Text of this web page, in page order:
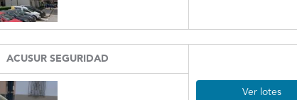
ACUSUR SEGURIDAD
Ver lotes